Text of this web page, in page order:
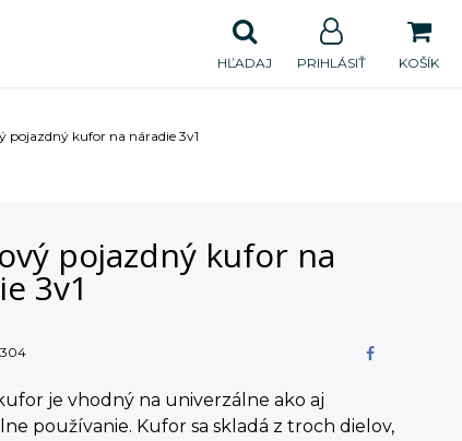
KOŠÍK
PRIHLÁSIŤ
HĽADAJ
pojazdný kufor na náradie 3v1
pojazdný kufor na
3v1
je vhodný na univerzálne ako aj
používanie. Kufor sa skladá z troch dielov,